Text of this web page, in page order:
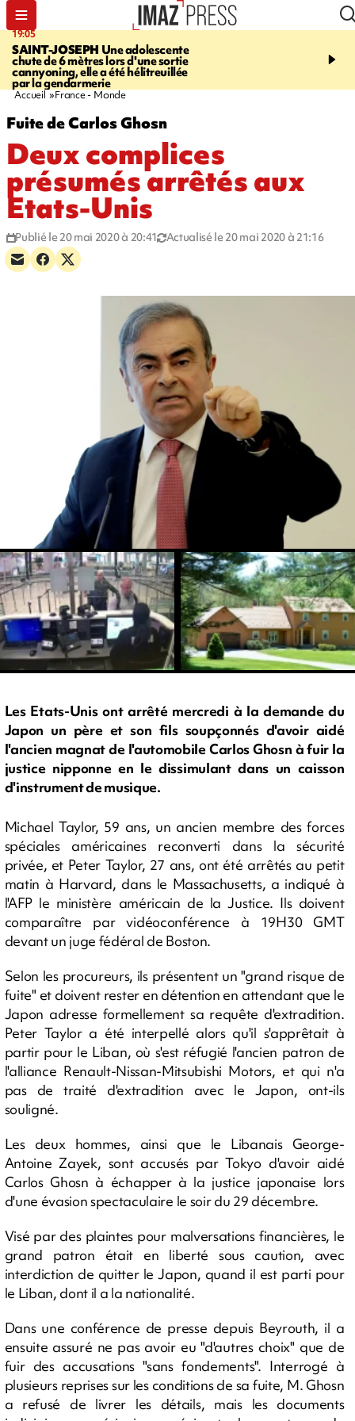
19:05
SAINT-JOSEPH Une adolescente
chute de 6 mètres lors d'une sortie
cannyoning, elle a été hélitreuillée
par la gendarmerie
20:44
rouée de coups,
Accueil France - Monde
Fuite de Carlos Ghosn
Deux complices
présumés arrêtés aux
Etats-Unis
Publié le 20 mai 2020 à 20:41 Actualisé le 20 mai 2020 à 21:16
Les Etats-Unis ont arrêté mercredi à la demande du
Japon un père et son fils soupçonnés d'avoir aidé
l'ancien magnat de l'automobile Carlos Ghosn à fuir la
justice nipponne en le dissimulant dans un caisson
d'instrument de musique.
Michael Taylor, 59 ans, un ancien membre des forces
spéciales américaines reconverti dans la sécurité
privée, et Peter Taylor, 27 ans, ont été arrêtés au petit
matin à Harvard, dans le Massachusetts, a indiqué à
l'AFP le ministère américain de la Justice. Ils doivent
comparaître par vidéoconférence à 19H30 GMT
devant un juge fédéral de Boston.
Selon les procureurs, ils présentent un "grand risque de
fuite" et doivent rester en détention en attendant que le
Japon adresse formellement sa requête d'extradition.
Peter Taylor a été interpellé alors qu'il s'apprêtait à
partir pour le Liban, où s'est réfugié l'ancien patron de
l'alliance Renault-Nissan-Mitsubishi Motors, et qui n'a
pas de traité d'extradition avec le Japon, ont-ils
souligné.
Les deux hommes, ainsi que le Libanais George-
Antoine Zayek, sont accusés par Tokyo d'avoir aidé
Carlos Ghosn à échapper à la justice japonaise lors
d'une évasion spectaculaire le soir du 29 décembre.
Visé par des plaintes pour malversations financières, le
grand patron était en liberté sous caution, avec
interdiction de quitter le Japon, quand il est parti pour
le Liban, dont il a la nationalité.
Dans une conférence de presse depuis Beyrouth, il a
ensuite assuré ne pas avoir eu "d'autres choix" que de
fuir des accusations "sans fondements". Interrogé à
plusieurs reprises sur les conditions de sa fuite, M. Ghosn
a refusé de livrer les détails, mais les documents